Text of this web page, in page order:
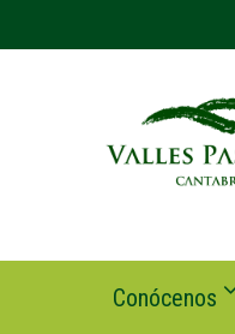
Conócenos